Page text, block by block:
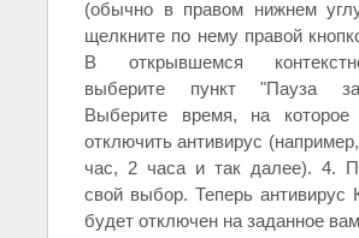
(обычно в правом нижнем
щелкните по нему правой
В открывшемся
выберите пункт "Пауза
Выберите время, на
отключить антивирус
час, 2 часа и так далее). 4.
свой выбор. Теперь антивирус
будет отключен на заданное